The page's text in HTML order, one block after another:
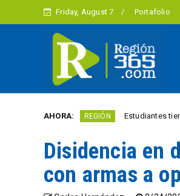
Friday, August 7 Portafolio
AHORA:
REGIÓN Estudiantes tienen hasta el
Disidencia en
con armas a